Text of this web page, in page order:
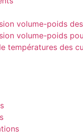
volume-poids
volume-poids
températures des